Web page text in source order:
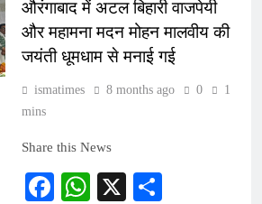
औरंगाबाद में अटल बिहारी वाजपेयी
और महामना मदन मोहन मालवीय की
जयंती धूमधाम से मनाई गई
ismatimes 8 months ago 0
1
mins
Share this News
Facebook
WhatsApp
X